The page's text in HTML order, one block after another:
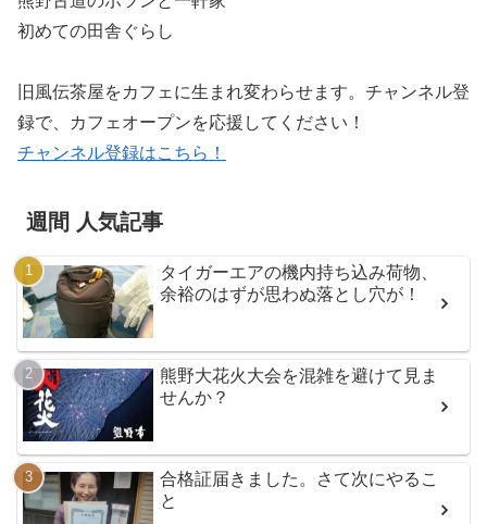
初めての田舎ぐらし
旧風伝茶屋をカフェに生まれ変わらせます。チャンネル登
録で、カフェオープンを応援してください！
チャンネル登録はこちら！
週間 人気記事
タイガーエアの機内持ち込み荷物、
余裕のはずが思わぬ落とし穴が！
熊野大花火大会を混雑を避けて見ま
せんか？
合格証届きました。さて次にやるこ
と